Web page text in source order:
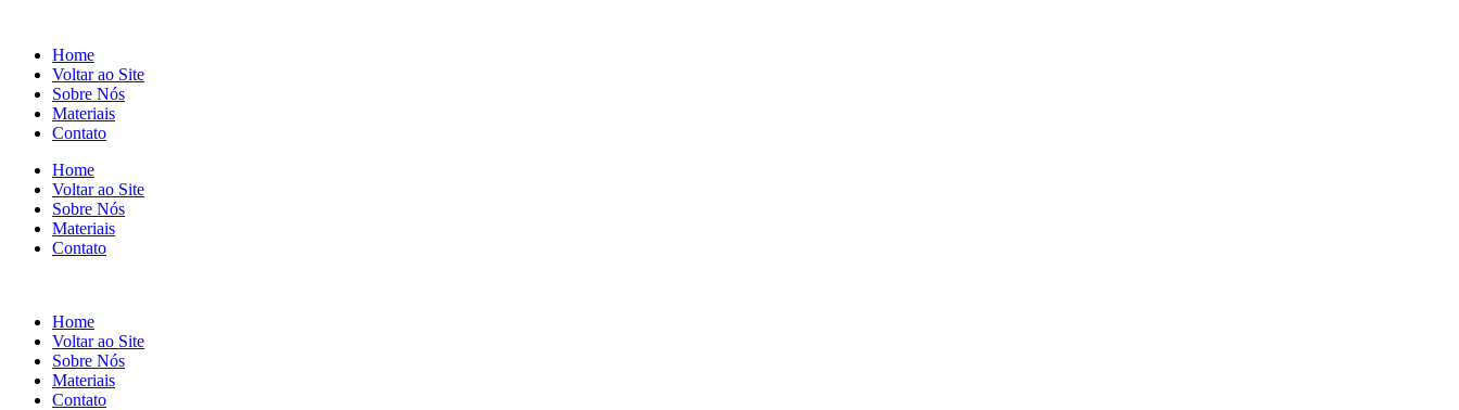
Home
Voltar ao Site
Sobre Nós
Materiais
Contato
Home
Voltar ao Site
Sobre Nós
Materiais
Contato
Home
Voltar ao Site
Sobre Nós
Materiais
Contato